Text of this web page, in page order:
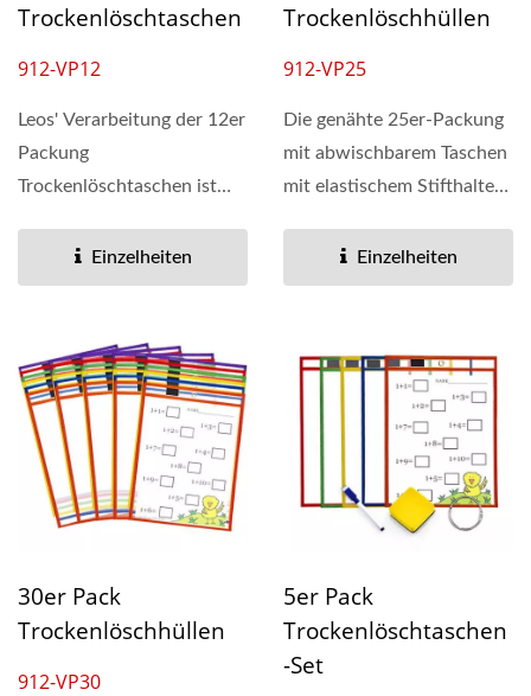
Trockenlöschtaschen
912-VP12
Leos' Verarbeitung der 12er
Packung
Trockenlöschtaschen ist
Einzelheiten
Trockenlöschhüllen
912-VP25
Die genähte 25er-Packung
mit abwischbarem Taschen
mit elastischem Stifthalter
umweltfreundliches...
Einzelheiten
30er Pack
Trockenlöschhüllen
912-VP30
5er Pack
Trockenlöschtaschen
-Set